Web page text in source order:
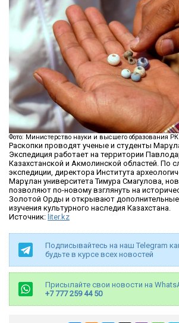
Фото: Министерство науки и высшего образования РК
Раскопки проводят ученые и студенты
Экспедиция работает на территории
Казахстанской и Акмолинской областей. По
экспедиции, директора Института
Марғұлан университета Тимура Смагулова,
позволяют по-новому взглянуть на
Золотой Орды и открывают
изучения культурного наследия Казахстана.
Источник: liter.kz
Подписывайтесь на наш Telegram
будьте в курсе всех новостей
Присылайте свои новости на
+7 777 259 44 50